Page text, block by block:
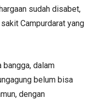
sudah disabet,
Campurdarat yang
bangga, dalam
belum bisa
dengan